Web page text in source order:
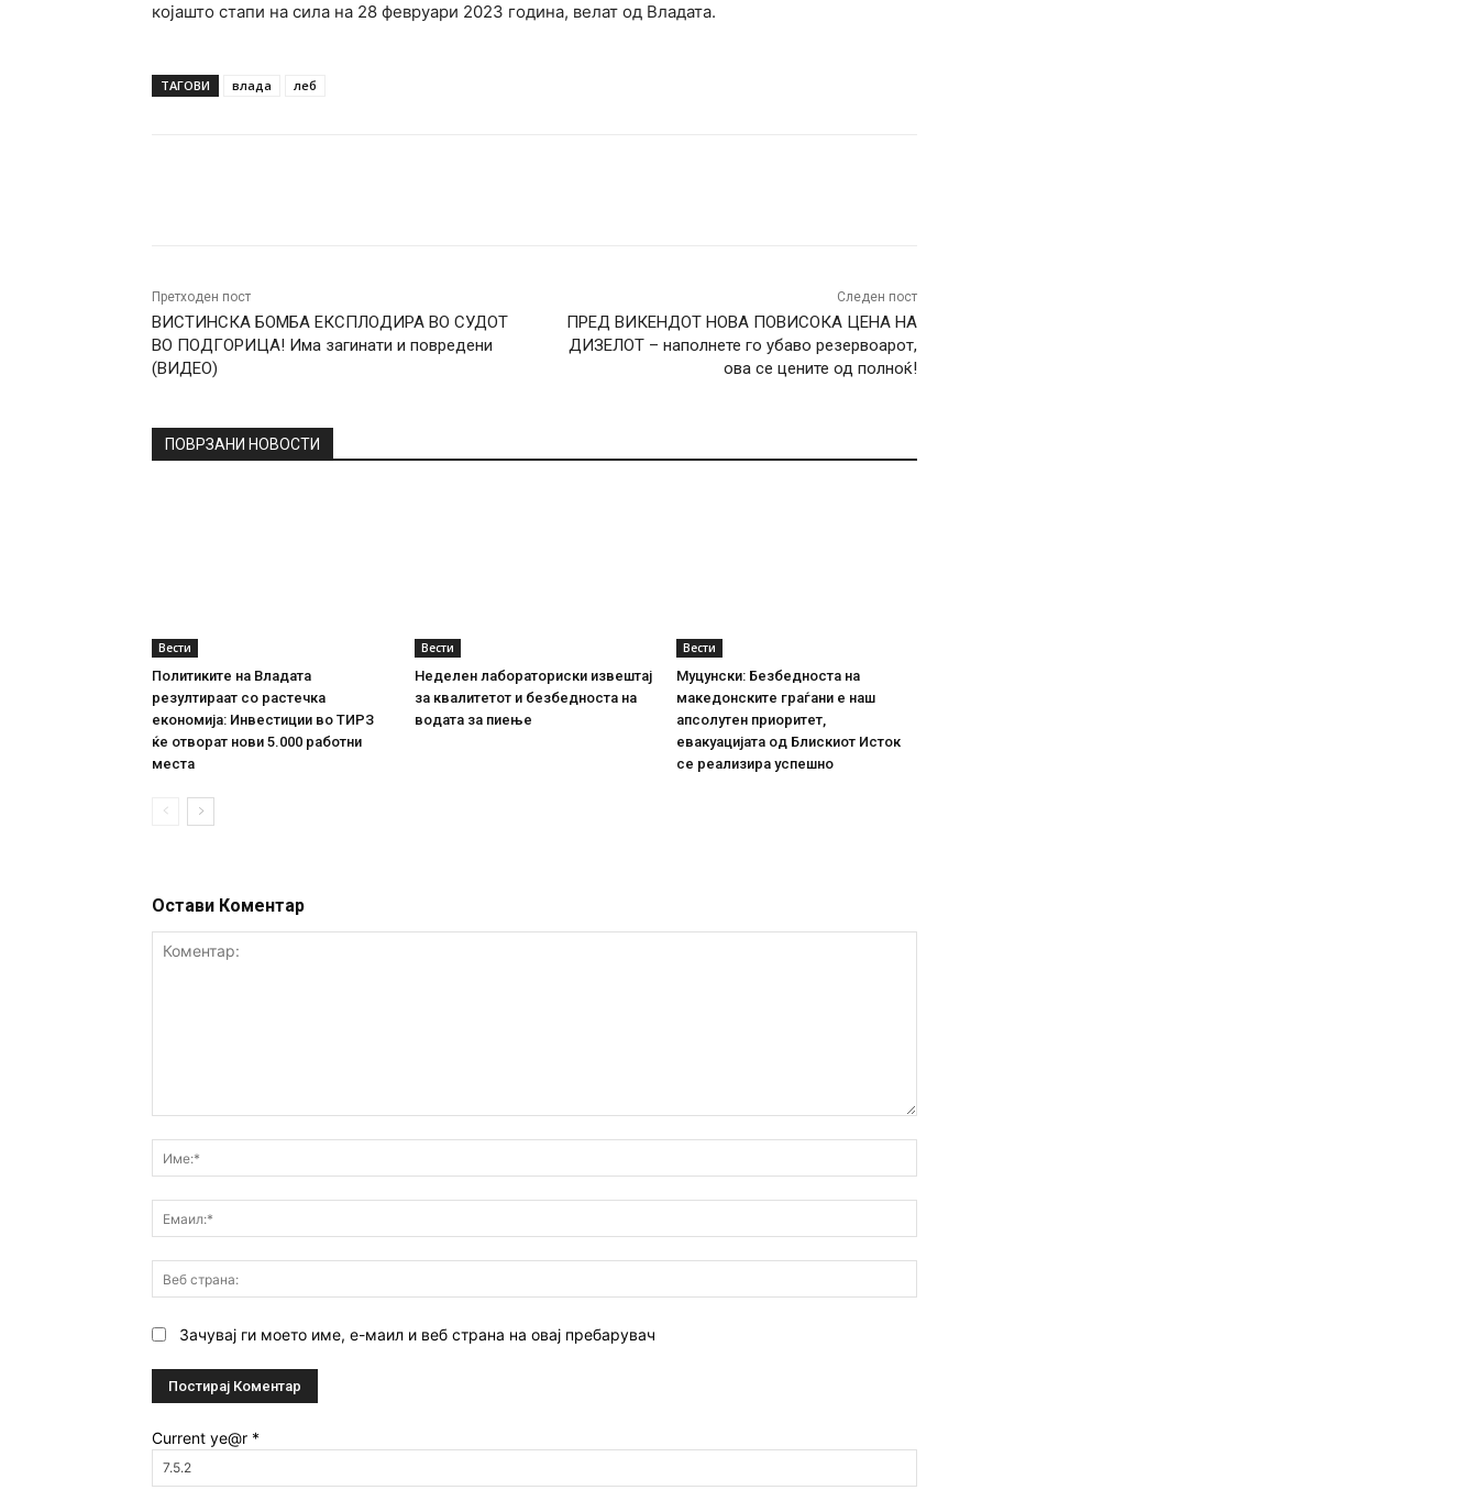
којашто стапи на сила на 28 февруари 2023 година, велат од Владата.
ТАГОВИ влада леб
Претходен пост
ВИСТИНСКА БОМБА ЕКСПЛОДИРА ВО СУДОТ
ВО ПОДГОРИЦА! Има загинати и повредени
(ВИДЕО)
Следен пост
ПРЕД ВИКЕНДОТ НОВА ПОВИСОКА ЦЕНА НА
ДИЗЕЛОТ – наполнете го убаво резервоарот,
ова се цените од полноќ!
ПОВРЗАНИ НОВОСТИ
Вести
Политиките на Владата
резултираат со растечка
економија: Инвестиции во ТИРЗ
ќе отворат нови 5.000 работни
места
Вести
Неделен лабораториски извештај
за квалитетот и безбедноста на
водата за пиење
Вести
Муцунски: Безбедноста на
македонските граѓани е наш
апсолутен приоритет,
евакуацијата од Блискиот Исток
се реализира успешно
Остави Коментар
страна:
Зачувај ги моето име, е-маил и веб страна на овај пребарувач
Current ye@r *